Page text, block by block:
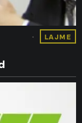
LAJME